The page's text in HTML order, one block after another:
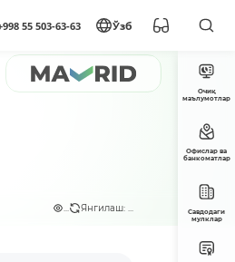
55 503-63-63 Ўзб
Янгилаш: ...
Очиқ
маълумотлар
Офислар ва
банкоматлар
Савдодаги
мулклар